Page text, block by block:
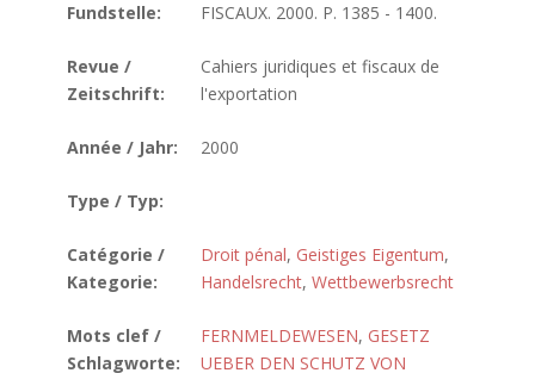
Fundstelle:
FISCAUX. 2000. P. 1385 - 1400.
Revue /
Zeitschrift:
Cahiers juridiques et fiscaux de
l'exportation
Année / Jahr: 2000
Type / Typ:
Catégorie /
Kategorie:
Droit pénal, Geistiges Eigentum,
Handelsrecht, Wettbewerbsrecht
Mots clef /
Schlagworte:
FERNMELDEWESEN, GESETZ
UEBER DEN SCHUTZ VON